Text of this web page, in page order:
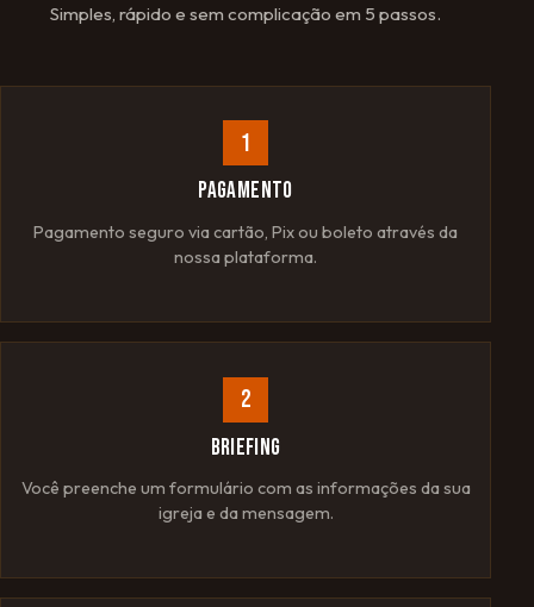
Simples, rápido e sem complicação em 5 passos.
1
PAGAMENTO
Pagamento seguro via cartão, Pix ou boleto através da
nossa plataforma.
2
BRIEFING
Você preenche um formulário com as informações da sua
igreja e da mensagem.